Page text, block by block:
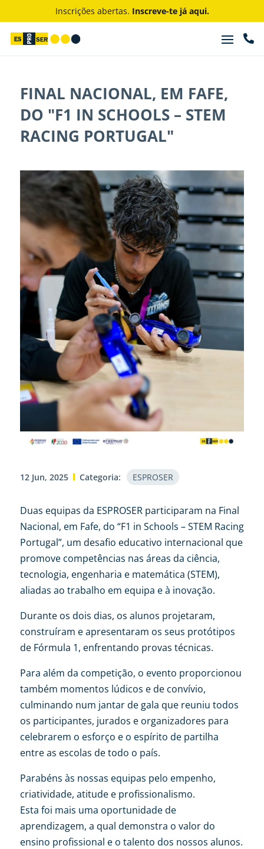
Inscrições abertas. Inscreve-te já aqui.

FINAL NACIONAL, EM FAFE,
DO "F1 IN SCHOOLS – STEM
RACING PORTUGAL"
12 Jun, 2025 Categoria: ESPROSER
Duas equipas da ESPROSER participaram na Final
Nacional, em Fafe, do “F1 in Schools – STEM Racing
Portugal”, um desafio educativo internacional que
promove competências nas áreas da ciência,
tecnologia, engenharia e matemática (STEM),
aliadas ao trabalho em equipa e à inovação.
Durante os dois dias, os alunos projetaram,
construíram e apresentaram os seus protótipos
de Fórmula 1, enfrentando provas técnicas.
Para além da competição, o evento proporcionou
também momentos lúdicos e de convívio,
culminando num jantar de gala que reuniu todos
os participantes, jurados e organizadores para
celebrarem o esforço e o espírito de partilha
entre as escolas de todo o país.
Parabéns às nossas equipas pelo empenho,
criatividade, atitude e profissionalismo.
Esta foi mais uma oportunidade de
aprendizagem, a qual demonstra o valor do
ensino profissional e o talento dos nossos alunos.